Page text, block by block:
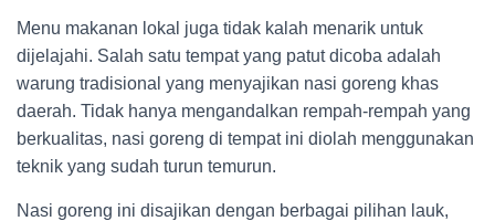
Menu makanan lokal juga tidak kalah menarik untuk
dijelajahi. Salah satu tempat yang patut dicoba adalah
warung tradisional yang menyajikan nasi goreng khas
daerah. Tidak hanya mengandalkan rempah-rempah yang
berkualitas, nasi goreng di tempat ini diolah menggunakan
teknik yang sudah turun temurun.
Nasi goreng ini disajikan dengan berbagai pilihan lauk,